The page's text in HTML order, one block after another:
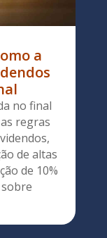
a
no final
regras
de altas
de 10%